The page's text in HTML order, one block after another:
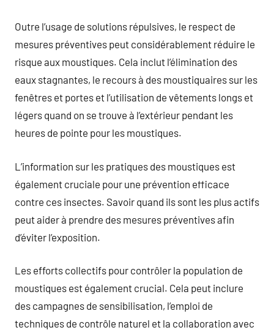
Outre l’usage de solutions répulsives, le respect de
mesures préventives peut considérablement réduire le
risque aux moustiques. Cela inclut l’élimination des
eaux stagnantes, le recours à des moustiquaires sur les
fenêtres et portes et l’utilisation de vêtements longs et
légers quand on se trouve à l’extérieur pendant les
heures de pointe pour les moustiques.
L’information sur les pratiques des moustiques est
également cruciale pour une prévention efficace
contre ces insectes. Savoir quand ils sont les plus actifs
peut aider à prendre des mesures préventives afin
d’éviter l’exposition.
Les efforts collectifs pour contrôler la population de
moustiques est également crucial. Cela peut inclure
des campagnes de sensibilisation, l’emploi de
techniques de contrôle naturel et la collaboration avec